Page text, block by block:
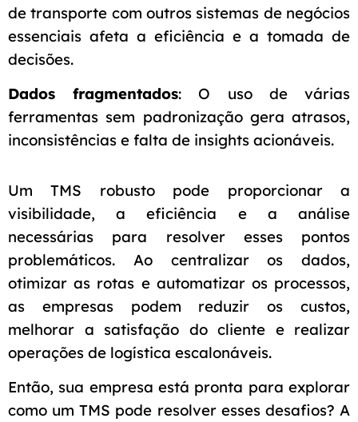
de transporte com outros sistemas de negócios
essenciais afeta a eficiência e a tomada de
decisões.
Dados fragmentados: O uso de várias
ferramentas sem padronização gera atrasos,
inconsistências e falta de insights acionáveis.
Um TMS robusto pode proporcionar a
visibilidade, a eficiência e a análise
necessárias para resolver esses pontos
problemáticos. Ao centralizar os dados,
otimizar as rotas e automatizar os processos,
as empresas podem reduzir os custos,
melhorar a satisfação do cliente e realizar
operações de logística escalonáveis.
Então, sua empresa está pronta para explorar
como um TMS pode resolver esses desafios? A